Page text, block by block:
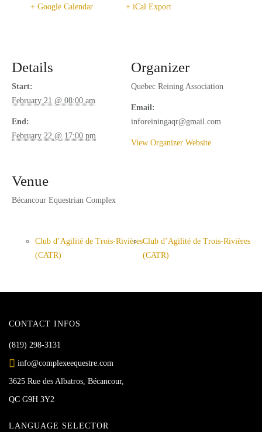
FACILITIES
CONTACT
EN_CA
+ Google Calendar + iCal Export
Details
Start:
February 21 @ 08:00 am
End:
February 22 @ 17:00 pm
Venue
Bécancour Equestrian Complex
Organizer
Quebec Reining Association
Email:
inforeiningaqr@gmail.com
View Organizer Website
Club d’Agilité de Trois-Rivières
(CATR)
Club d’Agilité de Trois-Rivières
(CATR)
CONTACT INFOS
(819) 298-3131
info@complexeequestre.com
3625 Rue des Albatros, Bécancour,
QC G9H 3Y2
LANGUAGE SELECTOR